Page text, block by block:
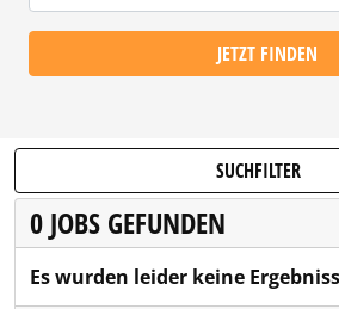
JETZT FINDEN
SUCHFILTER
0 JOBS GEFUNDEN
Es wurden leider keine